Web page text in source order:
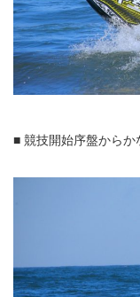
■ 競技開始序盤からか